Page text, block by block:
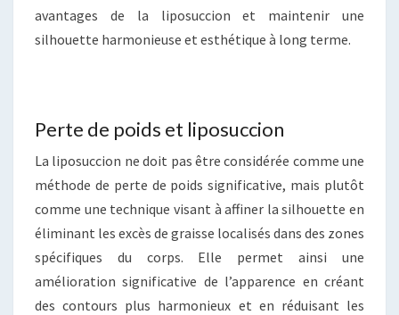
avantages de la liposuccion et maintenir une
silhouette harmonieuse et esthétique à long terme.
Perte de poids et liposuccion
La liposuccion ne doit pas être considérée comme une
méthode de perte de poids significative, mais plutôt
comme une technique visant à affiner la silhouette en
éliminant les excès de graisse localisés dans des zones
spécifiques du corps. Elle permet ainsi une
amélioration significative de l’apparence en créant
des contours plus harmonieux et en réduisant les